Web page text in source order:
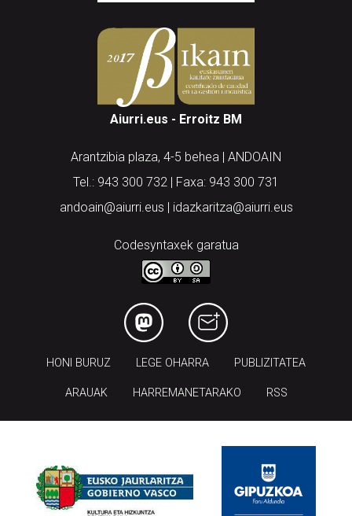
Aiurri.eus - Erroitz BM
Arantzibia plaza, 4-5 behea | ANDOAIN
Tel.: 943 300 732 | Faxa: 943 300 731
andoain@aiurri.eus | idazkaritza@aiurri.eus
Codesyntaxek garatua
HONI BURUZ LEGE OHARRA PUBLIZITATEA
ARAUAK HARREMANETARAKO RSS